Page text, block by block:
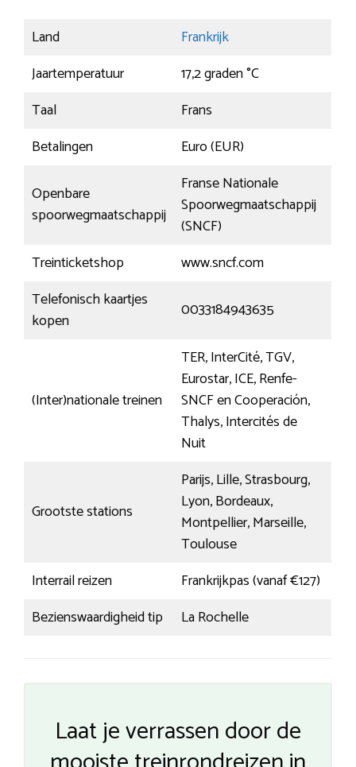
Land
Frankrijk
Jaartemperatuur
17,2 graden °C
Taal
Frans
Betalingen
Euro (EUR)
Openbare
spoorwegmaatschappij
Franse Nationale
Spoorwegmaatschappij
(SNCF)
Treinticketshop
www.sncf.com
Telefonisch kaartjes
kopen
0033184943635
(Inter)nationale treinen
TER, InterCité, TGV,
Eurostar, ICE, Renfe-
SNCF en Cooperación,
Thalys, Intercités de
Nuit
Grootste stations
Parijs, Lille, Strasbourg,
Lyon, Bordeaux,
Montpellier, Marseille,
Toulouse
Interrail reizen
Frankrijkpas (vanaf €127)
Bezienswaardigheid tip
La Rochelle
Laat je verrassen door de